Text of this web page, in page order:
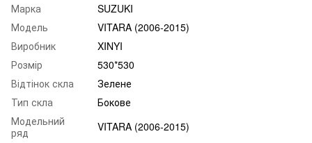
Марка
SUZUKI
Модель
VITARA (2006-2015)
Виробник
XINYI
Розмір
530*530
Відтінок скла
Зелене
Тип скла
Бокове
Модельний
ряд
VITARA (2006-2015)